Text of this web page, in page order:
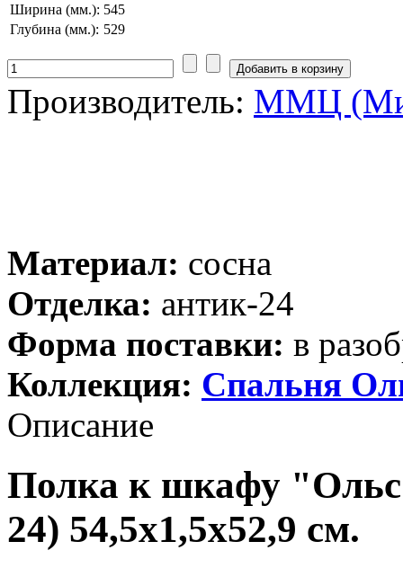
Ширина (мм.): 545
Глубина (мм.): 529
Производитель: ММЦ
Материал: сосна
Отделка: антик-24
Форма поставки: в
Коллекция: Спальня
Описание
Полка к шкафу
24) 54,5х1,5х52,9 см.